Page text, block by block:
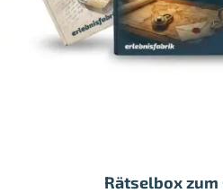
Rätselbox zum